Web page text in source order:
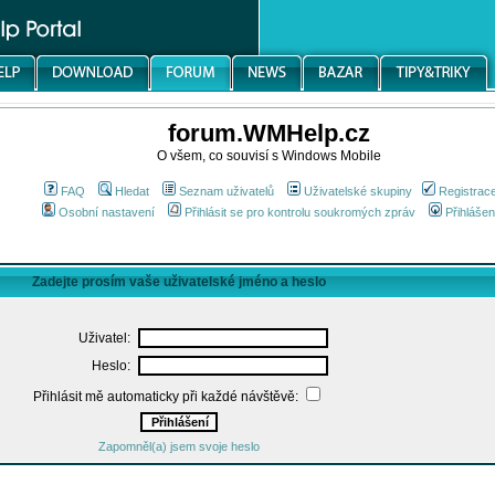
forum.WMHelp.cz
O všem, co souvisí s Windows Mobile
FAQ Hledat Seznam uživatelů Uživatelské skupiny
Osobní nastavení
Přihlásit se pro kontrolu soukromých zpráv
Zadejte prosím vaše uživatelské jméno a heslo
Uživatel:
Heslo:
Přihlásit mě automaticky při každé návštěvě:
Zapomněl(a) jsem svoje heslo